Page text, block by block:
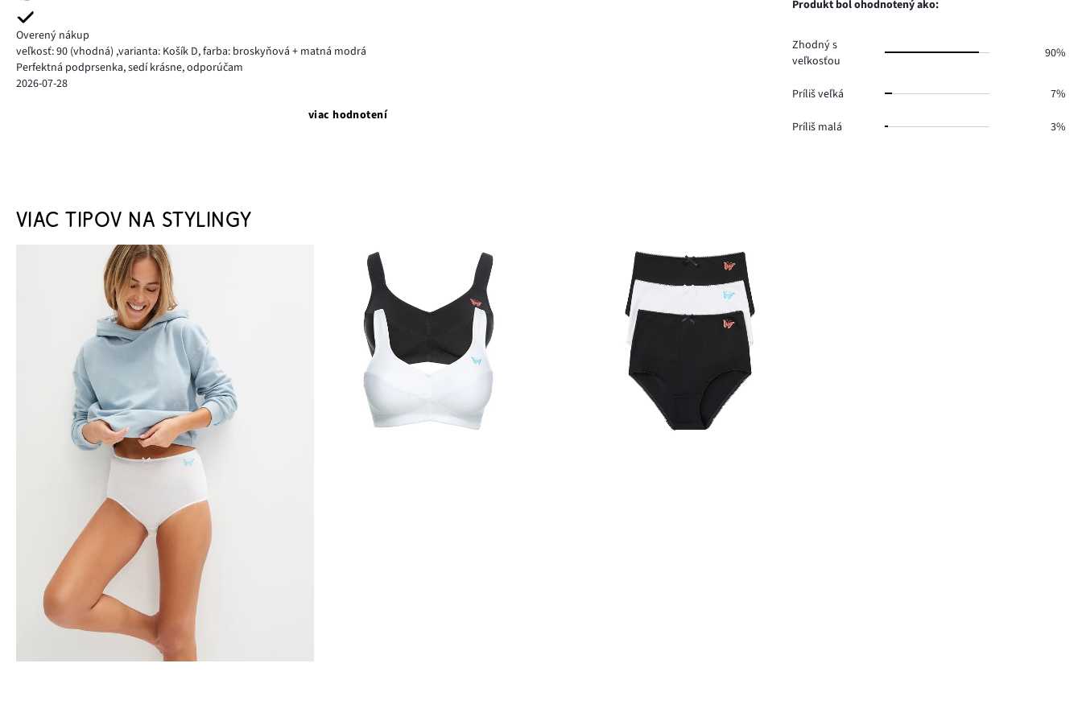
Overený nákup
veľkosť: 90 (vhodná) ,varianta: Košík D,farba: broskyňová + matná modrá
Perfektná podprsenka, sedí krásne, odporúčam
2026-07-28
viac hodnotení
Produkt bol ohodnotený ako:
Zhodný s
veľkosťou
90%
Príliš veľká 7%
Príliš malá 3%
VIAC TIPOV NA STYLINGY